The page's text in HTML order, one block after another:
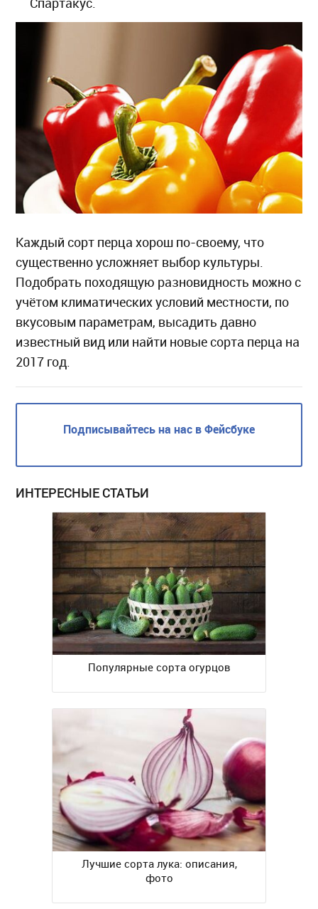
Спартакус.
Каждый сорт перца хорош по-своему, что
существенно усложняет выбор культуры.
Подобрать походящую разновидность можно с
учётом климатических условий местности, по
вкусовым параметрам, высадить давно
известный вид или найти новые сорта перца на
2017 год.
Подписывайтесь на нас в Фейсбуке
ИНТЕРЕСНЫЕ СТАТЬИ
Популярные сорта огурцов
Лучшие сорта лука: описания,
фото